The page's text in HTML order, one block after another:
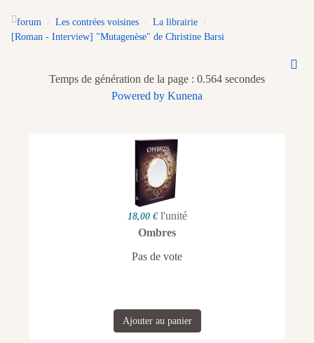
forum Les contrées voisines
La librairie
[Roman - Interview] "Mutagenèse" de Christine Barsi
Temps de génération de la page : 0.564 secondes
Powered by Kunena
18,00 € l'unité
Ombres
Pas de vote
Ajouter au panier